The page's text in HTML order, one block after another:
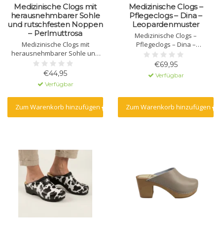
Medizinische Clogs mit
herausnehmbarer Sohle
und rutschfesten Noppen
– Perlmuttrosa
Medizinische Clogs mit
herausnehmbarer Sohle und
rutschfesten Noppen –
Perlmuttrosa
€44,95
Verfügbar
Zum Warenkorb hinzufügen
Medizinische Clogs –
Pflegeclogs – Dina –
Leopardenmuster
Medizinische Clogs –
Pflegeclogs – Dina –
Leopardenmuster
€69,95
Verfügbar
Zum Warenkorb hinzufügen